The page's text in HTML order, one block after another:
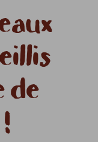
de